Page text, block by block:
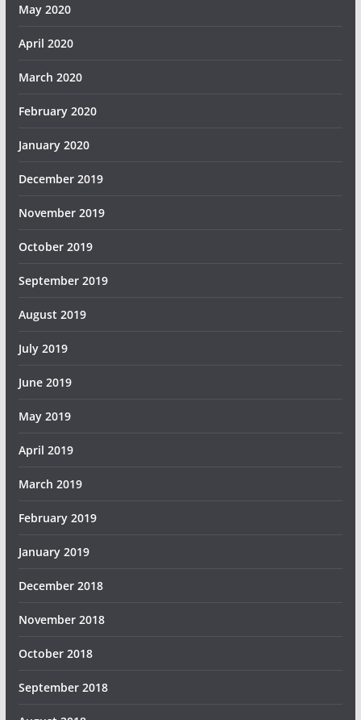
May 2020
April 2020
March 2020
February 2020
January 2020
December 2019
November 2019
October 2019
September 2019
August 2019
July 2019
June 2019
May 2019
April 2019
March 2019
February 2019
January 2019
December 2018
November 2018
October 2018
September 2018